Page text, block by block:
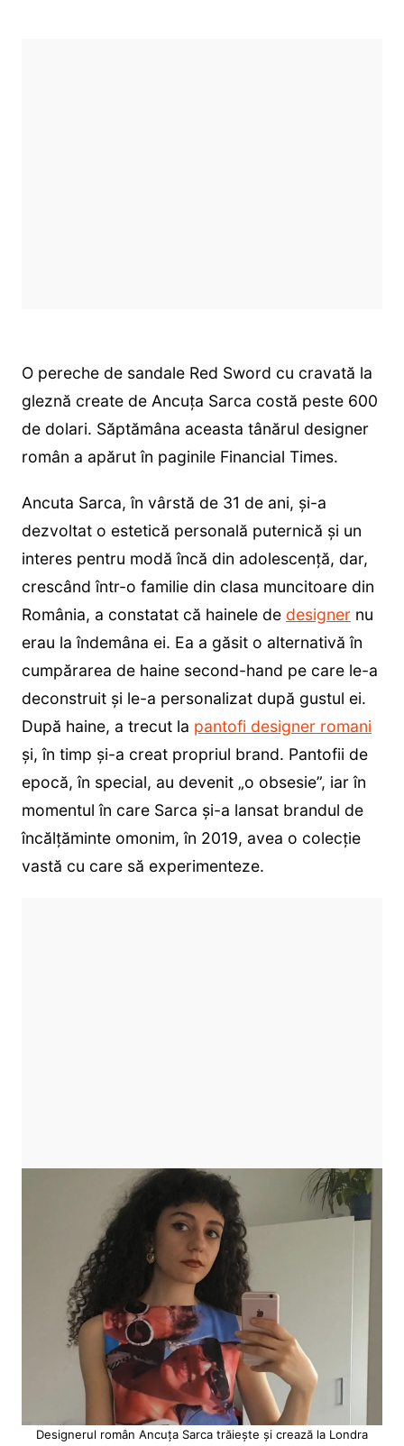
O pereche de sandale Red Sword cu cravată la
gleznă create de Ancuța Sarca costă peste 600
de dolari. Săptămâna aceasta tânărul designer
român a apărut în paginile Financial Times.
Ancuta Sarca, în vârstă de 31 de ani, și-a
dezvoltat o estetică personală puternică și un
interes pentru modă încă din adolescență, dar,
crescând într-o familie din clasa muncitoare din
România, a constatat că hainele de designernu
erau la îndemâna ei. Ea a găsit o alternativă în
cumpărarea de haine second-hand pe care le-a
deconstruit și le-a personalizat după gustul ei.
După haine, a trecut la pantofi designer romani
și, în timp și-a creat propriul brand. Pantofii de
epocă, în special, au devenit „o obsesie”, iar în
momentul în care Sarca și-a lansat brandul de
încălțăminte omonim, în 2019, avea o colecție
vastă cu care să experimenteze.
Designerul român Ancuța Sarca trăiește și crează la Londra